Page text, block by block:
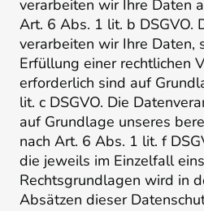
verarbeiten wir Ihre Daten
Art. 6 Abs. 1 lit. b DSGVO.
verarbeiten wir Ihre Daten,
Erfüllung einer rechtlichen
erforderlich sind auf
lit. c DSGVO. Die
auf Grundlage unseres
nach Art. 6 Abs. 1 lit. f
die jeweils im Einzelfall
Rechtsgrundlagen wird in
Absätzen dieser